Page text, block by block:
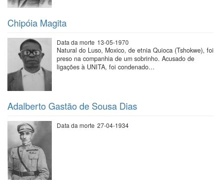
Chipóia Magita
Data da morte 13-05-1970
Natural do Luso, Moxico, de etnia Quioca (Tshokwe), foi
preso na companhia de um sobrinho. Acusado de
ligações à UNITA, foi condenado…
Adalberto Gastão de Sousa Dias
Data da morte 27-04-1934